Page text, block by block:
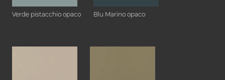
Verde pistacchio opaco Blu Marino opaco